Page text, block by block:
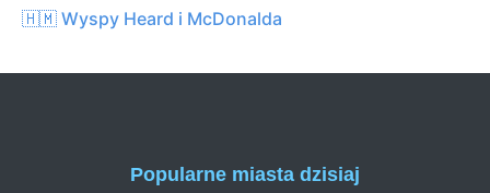
🇭🇲 Wyspy Heard i McDonalda
Popularne miasta dzisiaj